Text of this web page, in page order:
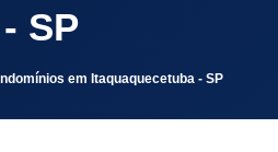
SP
em Itaquaquecetuba - SP